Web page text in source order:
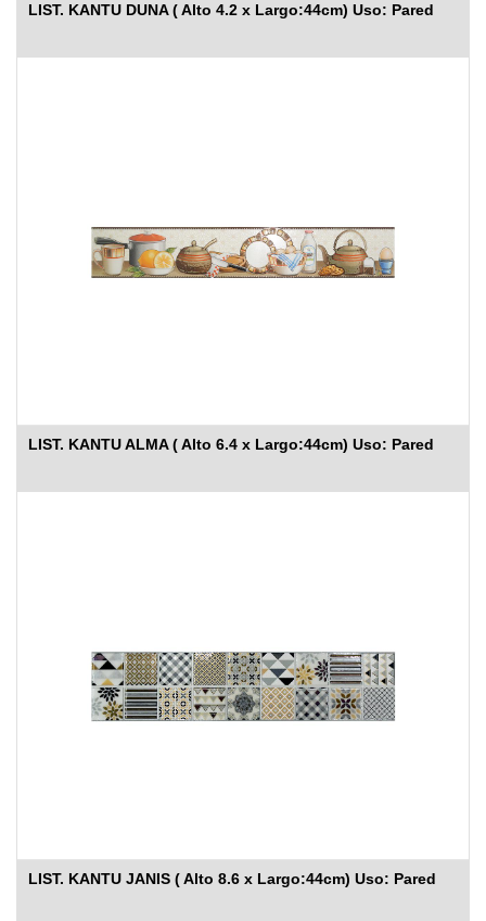
LIST. KANTU DUNA ( Alto 4.2 x Largo:44cm) Uso: Pared
LIST. KANTU ALMA ( Alto 6.4 x Largo:44cm) Uso: Pared
LIST. KANTU JANIS ( Alto 8.6 x Largo:44cm) Uso: Pared